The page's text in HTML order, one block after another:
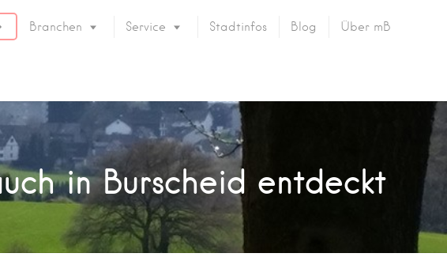
Branchen Service Stadtinfos Blog Über mB
in Burscheid entdeckt